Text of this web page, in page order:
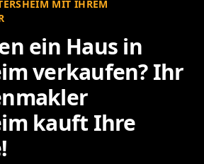
MIT IHREM
ein Haus in
verkaufen? Ihr
kauft Ihre